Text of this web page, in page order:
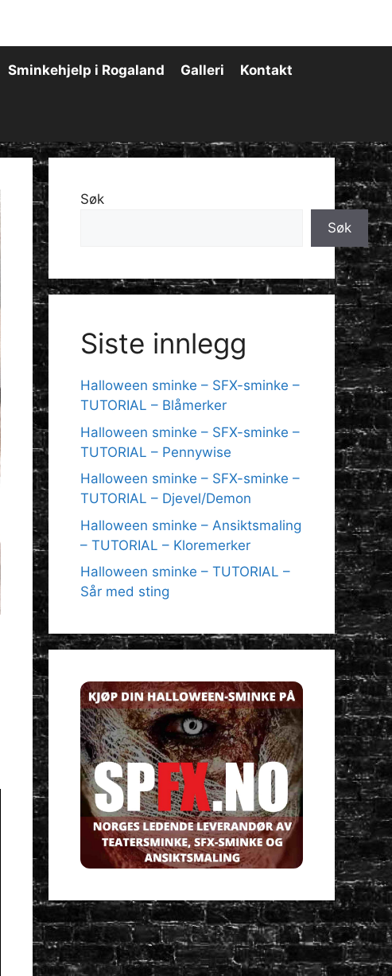
Sminkehjelp i Rogaland Galleri Kontakt
Søk
Søk
Siste innlegg
Halloween sminke – SFX-sminke –
TUTORIAL – Blåmerker
Halloween sminke – SFX-sminke –
TUTORIAL – Pennywise
Halloween sminke – SFX-sminke –
TUTORIAL – Djevel/Demon
Halloween sminke – Ansiktsmaling
– TUTORIAL – Kloremerker
Halloween sminke – TUTORIAL –
Sår med sting